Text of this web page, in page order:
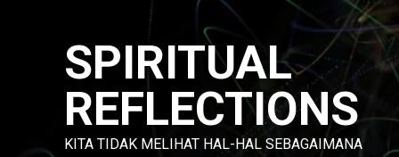
SPIRITUAL
REFLECTIONS
KITA TIDAK MELIHAT HAL-HAL SEBAGAIMANA